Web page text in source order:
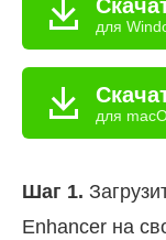
для
для
Шаг 1.
Enhancer на